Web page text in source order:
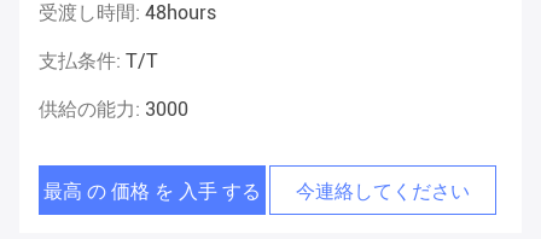
受渡し時間: 48hours
支払条件: T/T
供給の能力: 3000
最高 の 価格 を 入手 する 今連絡してください